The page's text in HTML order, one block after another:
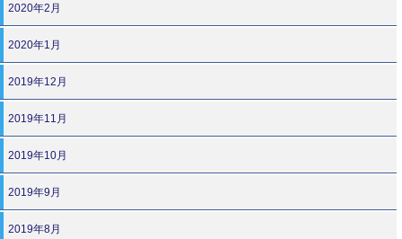
2020年2月
2020年1月
2019年12月
2019年11月
2019年10月
2019年9月
2019年8月